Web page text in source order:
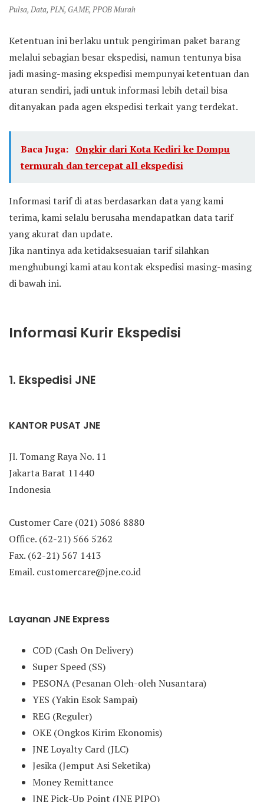
Pulsa, Data, PLN, GAME, PPOB Murah
Ketentuan ini berlaku untuk pengiriman paket barang
melalui sebagian besar ekspedisi, namun tentunya bisa
jadi masing-masing ekspedisi mempunyai ketentuan dan
aturan sendiri, jadi untuk informasi lebih detail bisa
ditanyakan pada agen ekspedisi terkait yang terdekat.
Baca Juga: Ongkir dari Kota Kediri ke Dompu
termurah dan tercepat all ekspedisi
Informasi tarif di atas berdasarkan data yang kami
terima, kami selalu berusaha mendapatkan data tarif
yang akurat dan update.
Jika nantinya ada ketidaksesuaian tarif silahkan
menghubungi kami atau kontak ekspedisi masing-masing
di bawah ini.
Informasi Kurir Ekspedisi
1. Ekspedisi JNE
KANTOR PUSAT JNE
Jl. Tomang Raya No. 11
Jakarta Barat 11440
Indonesia
Customer Care (021) 5086 8880
Office. (62-21) 566 5262
Fax. (62-21) 567 1413
Email. customercare@jne.co.id
Layanan JNE Express
COD (Cash On Delivery)
Super Speed (SS)
PESONA (Pesanan Oleh-oleh Nusantara)
YES (Yakin Esok Sampai)
REG (Reguler)
OKE (Ongkos Kirim Ekonomis)
JNE Loyalty Card (JLC)
Jesika (Jemput Asi Seketika)
Money Remittance
JNE Pick-Up Point (JNE PIPO)